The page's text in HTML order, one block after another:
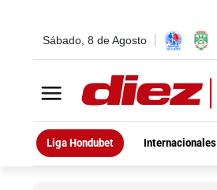
Sábado, 8 de Agosto
Liga Hondubet Internacionales